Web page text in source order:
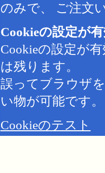
のみで、 ご注文
Cookieの設定が
Cookieの設定が
は残ります。
誤ってブラウザ
い物が可能です。
Cookieのテスト